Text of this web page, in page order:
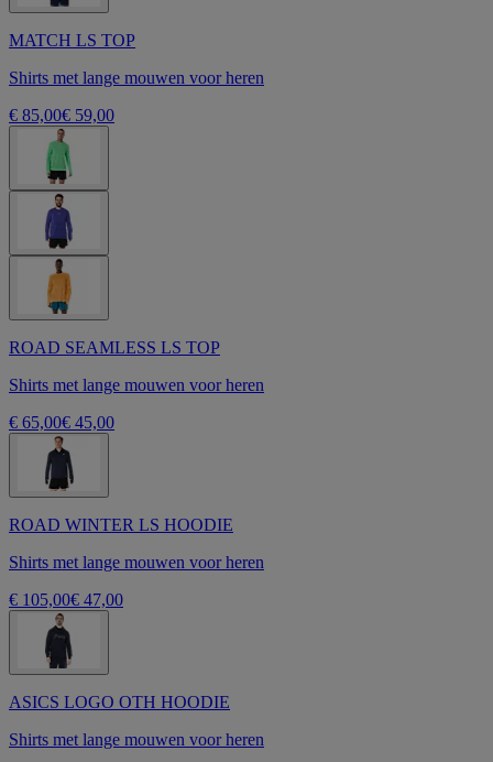
MATCH LS TOP
Shirts met lange mouwen voor heren
€ 85,00€ 59,00
ROAD SEAMLESS LS TOP
Shirts met lange mouwen voor heren
€ 65,00€ 45,00
ROAD WINTER LS HOODIE
Shirts met lange mouwen voor heren
€ 105,00€ 47,00
ASICS LOGO OTH HOODIE
Shirts met lange mouwen voor heren